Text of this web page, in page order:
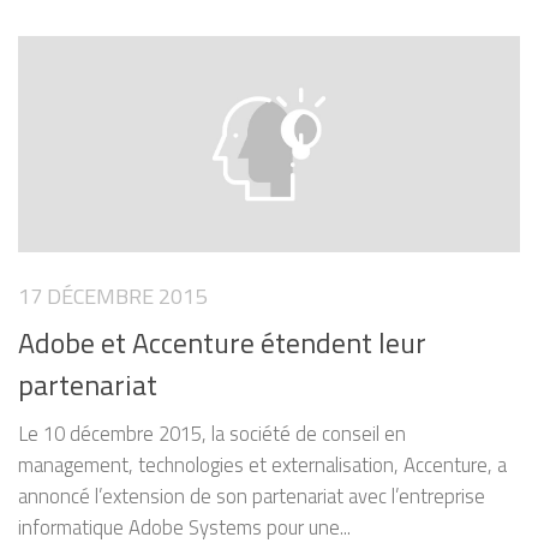
17 DÉCEMBRE 2015
Adobe et Accenture étendent leur
partenariat
Le 10 décembre 2015, la société de conseil en
management, technologies et externalisation, Accenture, a
annoncé l’extension de son partenariat avec l’entreprise
informatique Adobe Systems pour une...